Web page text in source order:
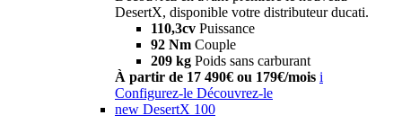
DesertX, disponible votre distributeur ducati.
110,3cv Puissance
92 Nm Couple
209 kg Poids sans carburant
À partir de 17 490€ ou 179€/mois i
Configurez-le Découvrez-le
new DesertX 100